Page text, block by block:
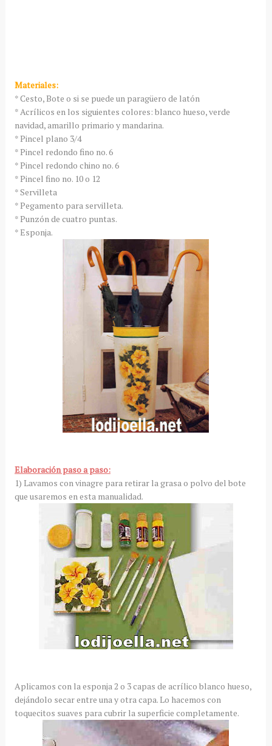
Materiales:
* Cesto, Bote o si se puede un paragüero de latón
* Acrílicos en los siguientes colores: blanco hueso, verde
navidad, amarillo primario y mandarina.
* Pincel plano 3/4
* Pincel redondo fino no. 6
* Pincel redondo chino no. 6
* Pincel fino no. 10 o 12
* Servilleta
* Pegamento para servilleta.
* Punzón de cuatro puntas.
* Esponja.
Elaboración paso a paso:
1) Lavamos con vinagre para retirar la grasa o polvo del bote
que usaremos en esta manualidad.
Aplicamos con la esponja 2 o 3 capas de acrílico blanco hueso,
dejándolo secar entre una y otra capa. Lo hacemos con
toquecitos suaves para cubrir la superficie completamente.